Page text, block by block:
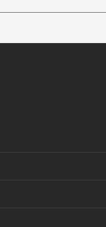
TikTokauf LinkedIn